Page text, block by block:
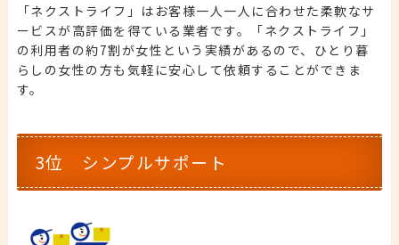
「ネクストライフ」はお客様一人一人に合わせた柔軟なサ
ービスが高評価を得ている業者です。「ネクストライフ」
の利用者の約7割が女性という実績があるので、ひとり暮
らしの女性の方も気軽に安心して依頼することができま
す。
3位 シンプルサポート